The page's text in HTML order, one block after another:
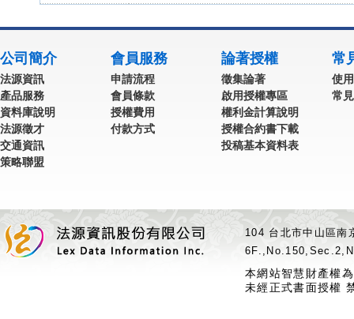
公司簡介
法源資訊
產品服務
資料庫說明
法源徵才
交通資訊
策略聯盟
會員服務
申請流程
會員條款
授權費用
付款方式
論著授權
徵集論著
啟用授權專區
權利金計算說明
授權合約書下載
投稿基本資料表
常
使
常
104 台北市中山區
本網站智慧財產權
未經正式書面授權